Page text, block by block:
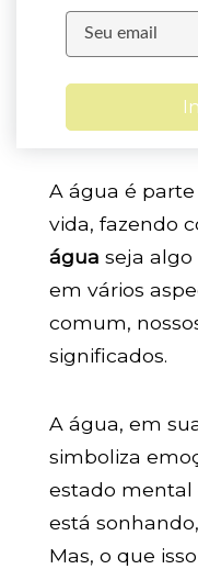
A água é
vida, fazendo
água seja
em vários
comum,
significados.
A água, em
simboliza
estado mental
está
Mas, o que